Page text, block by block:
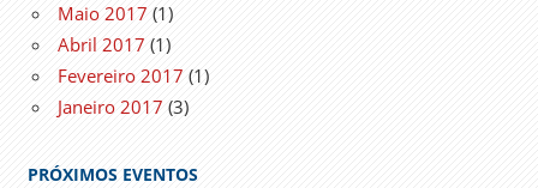
Maio 2017 (1)
Abril 2017 (1)
Fevereiro 2017 (1)
Janeiro 2017 (3)
PRÓXIMOS EVENTOS